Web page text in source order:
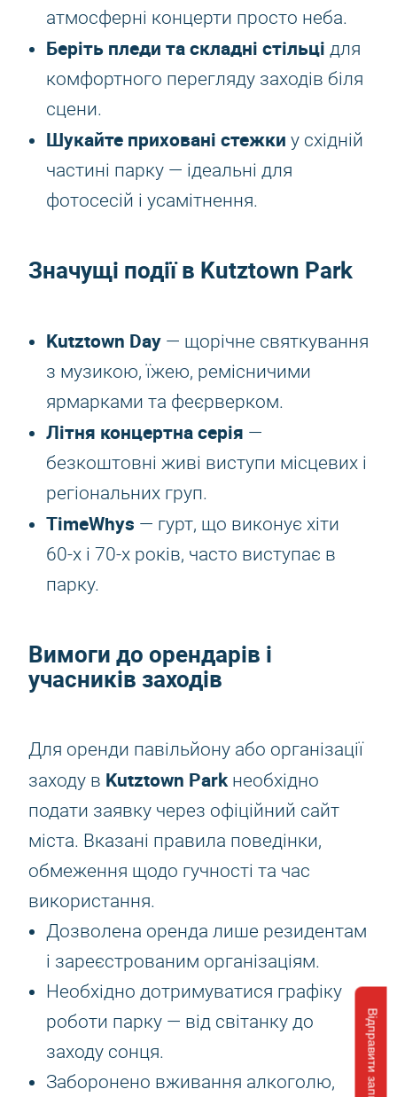
Відправити запит
атмосферні концерти просто неба.
Беріть пледи та складні стільці для
комфортного перегляду заходів біля
сцени.
Шукайте приховані стежки у східній
частині парку — ідеальні для
фотосесій і усамітнення.
Значущі події в Kutztown Park
Kutztown Day — щорічне святкування
з музикою, їжею, ремісничими
ярмарками та феєрверком.
Літня концертна серія —
безкоштовні живі виступи місцевих і
регіональних груп.
TimeWhys — гурт, що виконує хіти
60-х і 70-х років, часто виступає в
парку.
Вимоги до орендарів і
учасників заходів
Для оренди павільйону або організації
заходу в Kutztown Parkнеобхідно
подати заявку через офіційний сайт
міста. Вказані правила поведінки,
обмеження щодо гучності та час
використання.
Дозволена оренда лише резидентам
і зареєстрованим організаціям.
Необхідно дотримуватися графіку
роботи парку — від світанку до
заходу сонця.
Заборонено вживання алкоголю,